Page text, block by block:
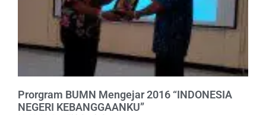
Prorgram BUMN Mengejar 2016 “INDONESIA
NEGERI KEBANGGAANKU”